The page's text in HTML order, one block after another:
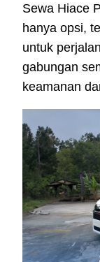
Sewa Hiace
hanya opsi,
untuk
gabungan
keamanan